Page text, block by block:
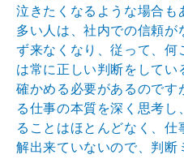
泣きたくなるような場合も
多い人は、社内での信頼が
ず来なくなり、従って、何
は常に正しい判断をして
確かめる必要があるのです
る仕事の本質を深く思考
ることはほとんどなく、
解出来ていないので、判断